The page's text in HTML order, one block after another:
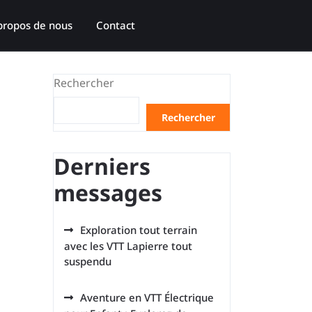
de nous Contact
Rechercher
Rechercher
Derniers
messages
Exploration tout terrain
avec les VTT Lapierre tout
suspendu
Aventure en VTT Électrique